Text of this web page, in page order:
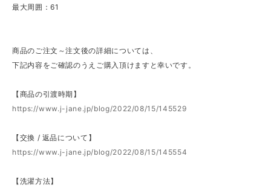
最大周囲：61
商品のご注文～注文後の詳細については、
下記内容をご確認のうえご購入頂けますと幸いです。
【商品の引渡時期】
https://www.j-jane.jp/blog/2022/08/15/145529
【交換 / 返品について】
https://www.j-jane.jp/blog/2022/08/15/145554
【洗濯方法】